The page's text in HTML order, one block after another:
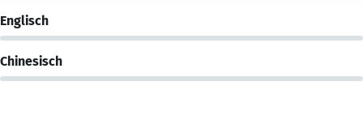
Englisch
Chinesisch